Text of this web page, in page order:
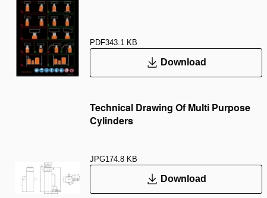
PDF343.1 KB
Download
Technical Drawing Of Multi Purpose
Cylinders
JPG174.8 KB
Download